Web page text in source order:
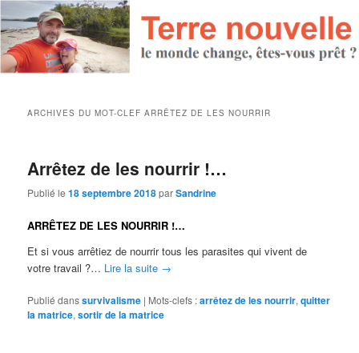
ARCHIVES DU MOT-CLEFARRÊTEZ DE LES NOURRIR
Arrêtez de les nourrir !…
Publié le18 septembre 2018parSandrine
ARRÊTEZ DE LES NOURRIR !…
Et si vous arrêtiez de nourrir tous les parasites qui vivent de
votre travail ?… Lire la suite →
Publié danssurvivalisme | Mots-clefs :arrêtez de les nourrir,quitter
la matrice,sortir de la matrice